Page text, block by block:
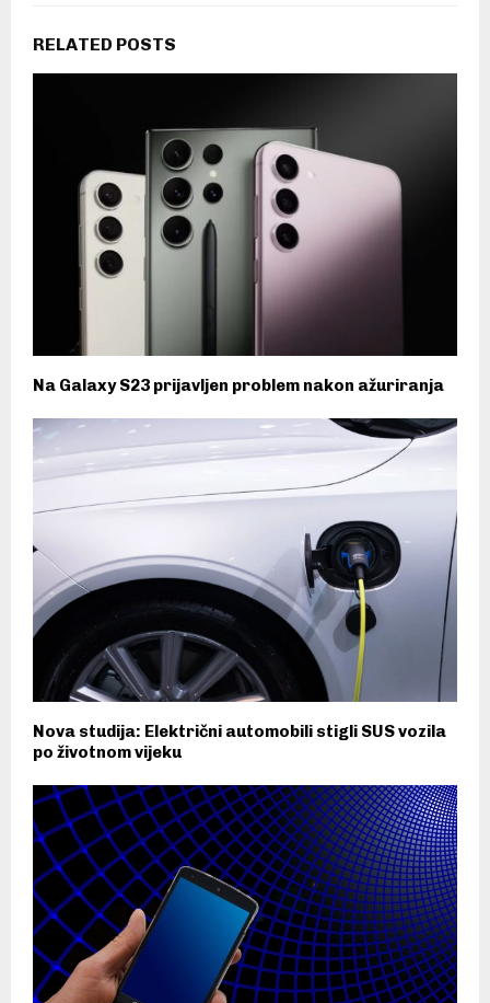
RELATED POSTS
Na Galaxy S23 prijavljen problem nakon ažuriranja
Nova studija: Električni automobili stigli SUS vozila
po životnom vijeku